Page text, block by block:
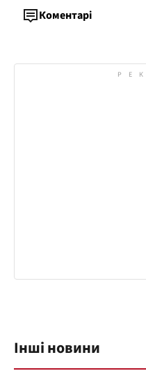
Коментарі
Інші новини